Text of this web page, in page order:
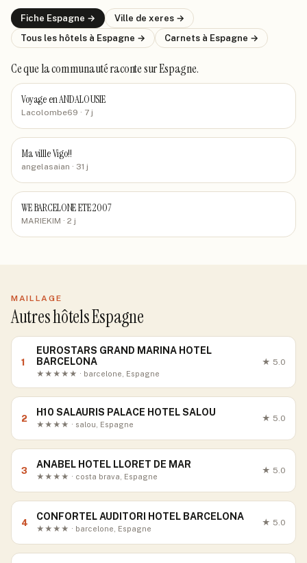
Fiche Espagne → Ville de xeres →
Tous les hôtels à Espagne → Carnets à Espagne →
Ce que la communauté racontesur Espagne.
Voyage en ANDALOUSIE
Lacolombe69 · 7 j
Ma villle Vigo!!
angelasaian · 31 j
WE BARCELONE ETE 2007
MARIEKIM · 2 j
MAILLAGE
Autres hôtels Espagne
1
EUROSTARS GRAND MARINA HOTEL
BARCELONA
★★★★★ · barcelone, Espagne
★ 5.0
2
H10 SALAURIS PALACE HOTEL SALOU
★★★★ · salou, Espagne
★ 5.0
3
ANABEL HOTEL LLORET DE MAR
★★★★ · costa brava, Espagne
★ 5.0
4
CONFORTEL AUDITORI HOTEL BARCELONA
★★★★ · barcelone, Espagne
★ 5.0